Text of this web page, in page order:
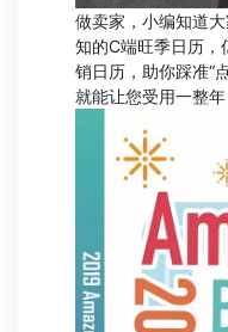
做卖家，小编知道
知的C端旺季日历，
销日历，助你踩准“
就能让您受用一整